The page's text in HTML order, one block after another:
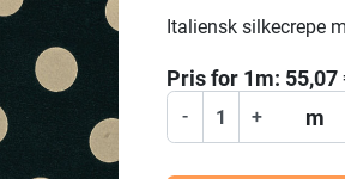
Italiensk silkecrepe
Pris for 1m: 55,07
- + m